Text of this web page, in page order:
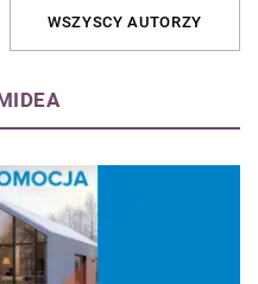
artykuły i porady
Poza pracą najchętniej
wycieczek.
WSZYSCY AUTORZY